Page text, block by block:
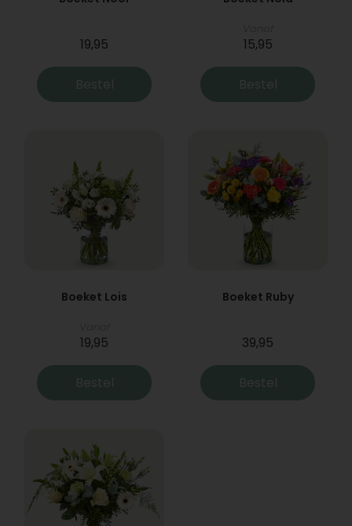
19,95
Bestel
15,95
Bestel
Boeket Lois
19,95
Bestel
Boeket Ruby
39,95
Bestel